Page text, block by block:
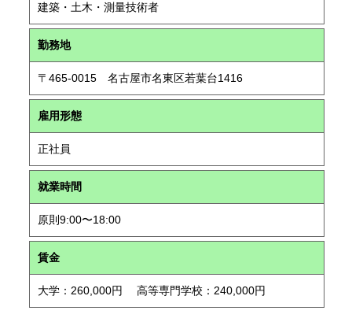
建築・土木・測量技術者
勤務地
〒465-0015 名古屋市名東区若葉台1416
雇用形態
正社員
就業時間
原則9:00〜18:00
賃金
大学：260,000円 高等専門学校：240,000円